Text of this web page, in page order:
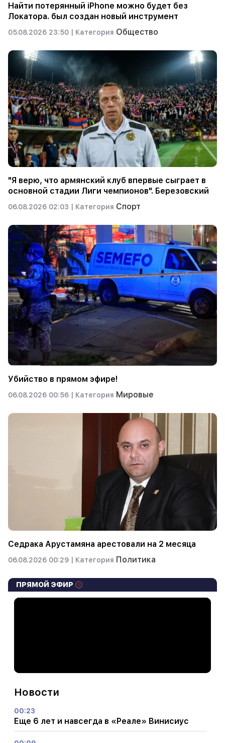
Найти потерянный iPhone можно будет без
Локатора. был создан новый инструмент
05.08.2026 23:50 | Категория Общество
"Я верю, что армянский клуб впервые сыграет в
основной стадии Лиги чемпионов". Березовский
06.08.2026 02:03 | Категория Спорт
Убийство в прямом эфире!
06.08.2026 00:56 | Категория Мировые
Седрака Арустамяна арестовали на 2 месяца
06.08.2026 00:29 | Категория Политика
ПРЯМОЙ ЭФИР
Новости
00:23
Еще 6 лет и навсегда в «Реале» Винисиус